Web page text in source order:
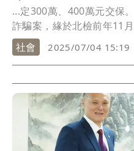
詐騙案，緣於北檢前年11
社會
2025/07/04 15:19